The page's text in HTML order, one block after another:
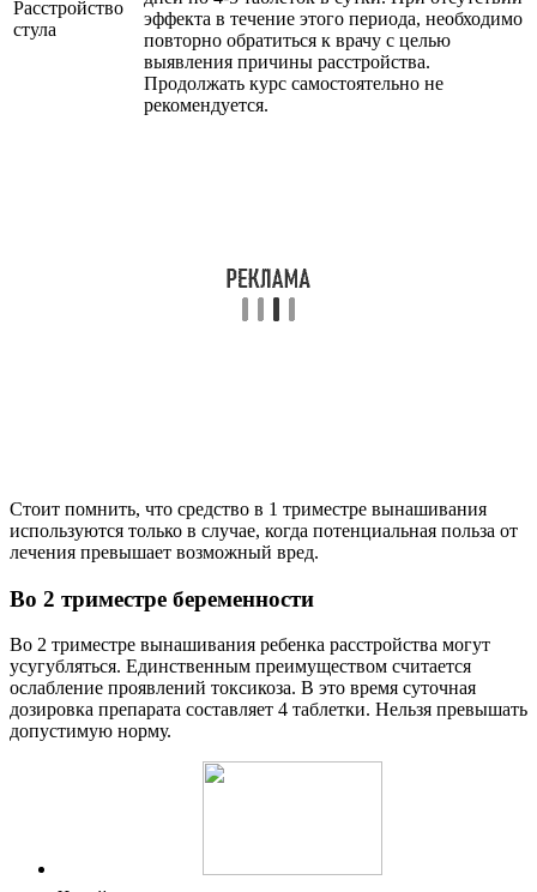
Расстройство
стула
эффекта в течение этого периода, необходимо
повторно обратиться к врачу с целью
выявления причины расстройства.
Продолжать курс самостоятельно не
рекомендуется.
Стоит помнить, что средство в 1 триместре вынашивания
используются только в случае, когда потенциальная польза от
лечения превышает возможный вред.
Во 2 триместре беременности
Во 2 триместре вынашивания ребенка расстройства могут
усугубляться. Единственным преимуществом считается
ослабление проявлений токсикоза. В это время суточная
дозировка препарата составляет 4 таблетки. Нельзя превышать
допустимую норму.